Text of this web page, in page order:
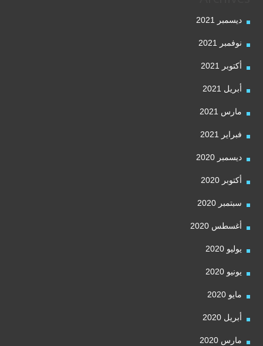
ديسمبر 2021
نوفمبر 2021
أكتوبر 2021
أبريل 2021
مارس 2021
فبراير 2021
ديسمبر 2020
أكتوبر 2020
سبتمبر 2020
أغسطس 2020
يوليو 2020
يونيو 2020
مايو 2020
أبريل 2020
مارس 2020